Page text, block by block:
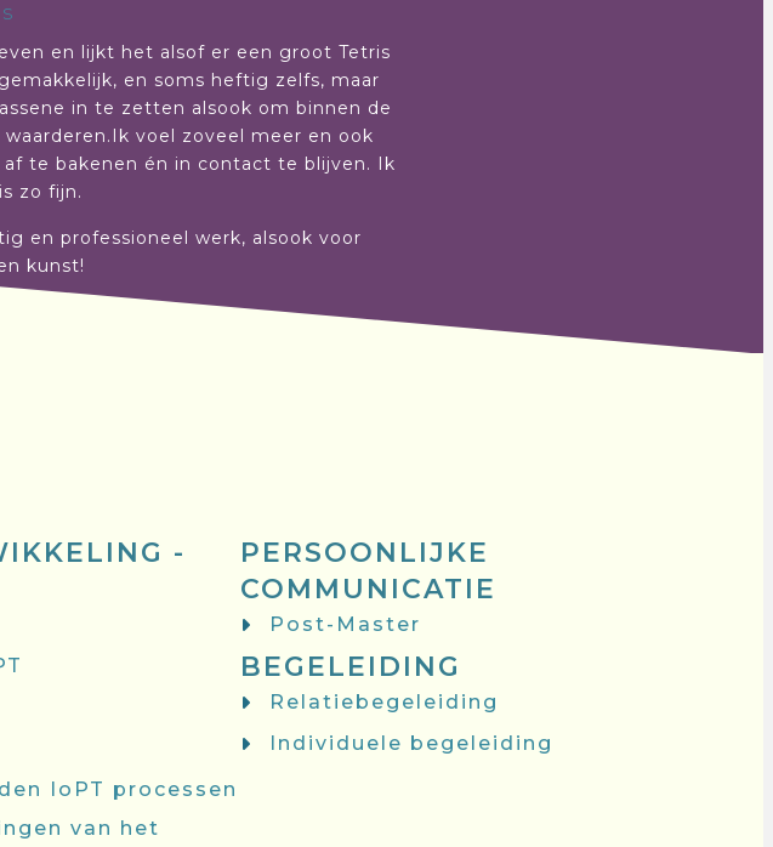
en lijkt het alsof er een groot Tetris
en soms heftig zelfs, maar
in te zetten alsook om binnen de
voel zoveel meer en ook
te bakenen én in contact te blijven. Ik
zo fijn.
en professioneel werk, alsook voor
kunst!
-
IoPT processen
van het
PERSOONLIJKE
COMMUNICATIE
Post-Master
BEGELEIDING
Relatiebegeleiding
Individuele begeleiding